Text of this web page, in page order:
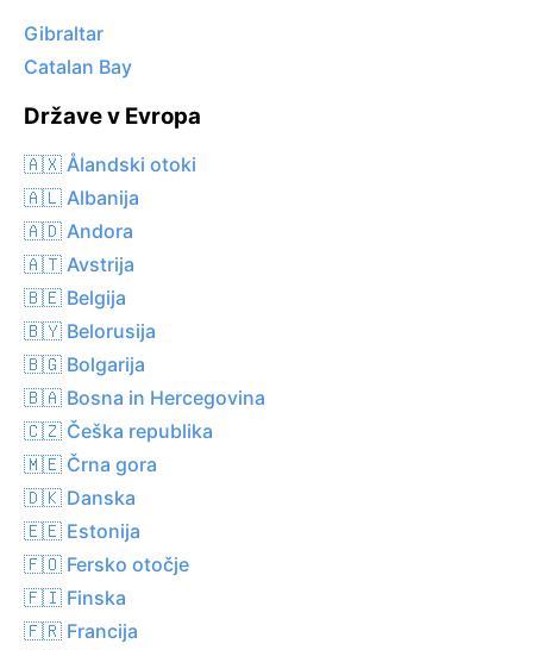
Gibraltar
Catalan Bay
Države v Evropa
🇦🇽 Ålandski otoki
🇦🇱 Albanija
🇦🇩 Andora
🇦🇹 Avstrija
🇧🇪 Belgija
🇧🇾 Belorusija
🇧🇬 Bolgarija
🇧🇦 Bosna in Hercegovina
🇨🇿 Češka republika
🇲🇪 Črna gora
🇩🇰 Danska
🇪🇪 Estonija
🇫🇴 Fersko otočje
🇫🇮 Finska
🇫🇷 Francija